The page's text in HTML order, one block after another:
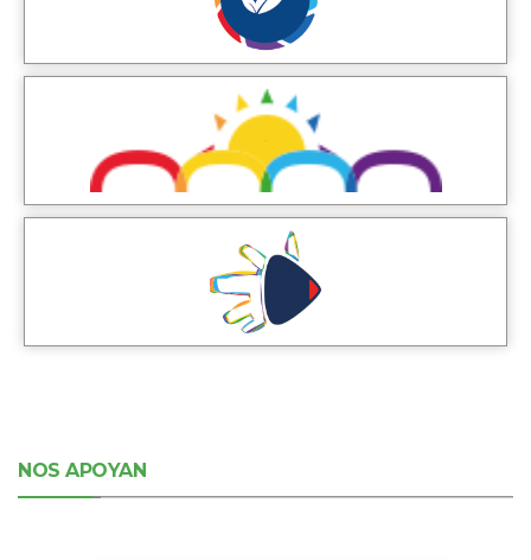
NOS APOYAN